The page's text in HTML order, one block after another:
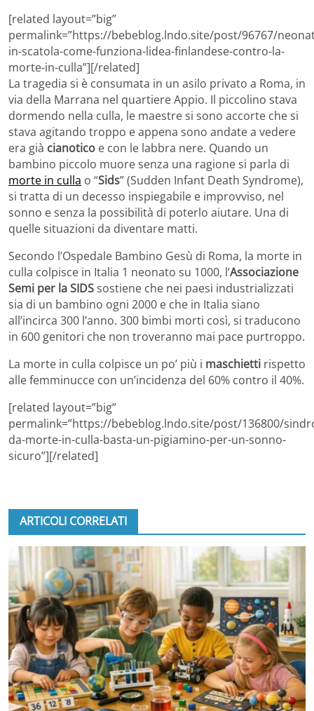
[related layout=”big”
permalink=”https://bebeblog.lndo.site/post/96767/
in-scatola-come-funziona-lidea-finlandese-contro-la-
morte-in-culla”][/related]
La tragedia si è consumata in un asilo privato a Roma, in
via della Marrana nel quartiere Appio. Il piccolino stava
dormendo nella culla, le maestre si sono accorte che si
stava agitando troppo e appena sono andate a vedere
era già cianotico e con le labbra nere. Quando un
bambino piccolo muore senza una ragione si parla di
morte in culla o “Sids” (Sudden Infant Death Syndrome),
si tratta di un decesso inspiegabile e improvviso, nel
sonno e senza la possibilità di poterlo aiutare. Una di
quelle situazioni da diventare matti.
Secondo l’Ospedale Bambino Gesù di Roma, la morte in
culla colpisce in Italia 1 neonato su 1000, l’Associazione
Semi per la SIDSsostiene che nei paesi industrializzati
sia di un bambino ogni 2000 e che in Italia siano
all’incirca 300 l’anno. 300 bimbi morti così, si traducono
in 600 genitori che non troveranno mai pace purtroppo.
La morte in culla colpisce un po’ più i maschietti rispetto
alle femminucce con un’incidenza del 60% contro il 40%.
[related layout=”big”
permalink=”https://bebeblog.lndo.site/post/136800/
da-morte-in-culla-basta-un-pigiamino-per-un-sonno-
sicuro”][/related]
ARTICOLI CORRELATI